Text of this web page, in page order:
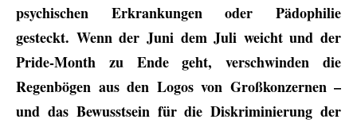
psychischen Erkrankungen oder Pädophilie
gesteckt. Wenn der Juni dem Juli weicht und der
Pride-Month zu Ende geht, verschwinden die
Regenbögen aus den Logos von Großkonzernen –
und das Bewusstsein für die Diskriminierung der